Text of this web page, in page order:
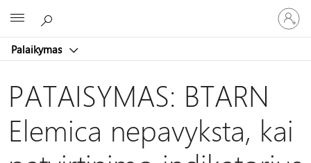
Palaikymas
prie
paskyros
PATAISYMAS: BTARN
Elemica nepavyksta, kai